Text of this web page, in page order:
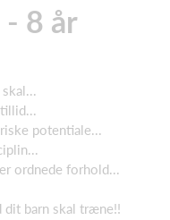
- 8 år
potentiale...
ordnede forhold...
dit barn skal træne!!